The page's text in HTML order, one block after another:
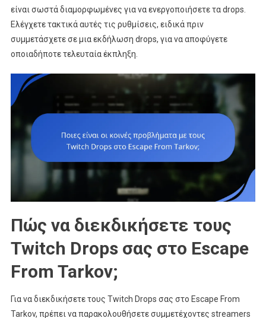
είναι σωστά διαμορφωμένες για να ενεργοποιήσετε τα drops.
Ελέγχετε τακτικά αυτές τις ρυθμίσεις, ειδικά πριν
συμμετάσχετε σε μια εκδήλωση drops, για να αποφύγετε
οποιαδήποτε τελευταία έκπληξη.
Πώς να διεκδικήσετε τους
Twitch Drops σας στο Escape
From Tarkov;
Για να διεκδικήσετε τους Twitch Drops σας στο Escape From
Tarkov, πρέπει να παρακολουθήσετε συμμετέχοντες streamers